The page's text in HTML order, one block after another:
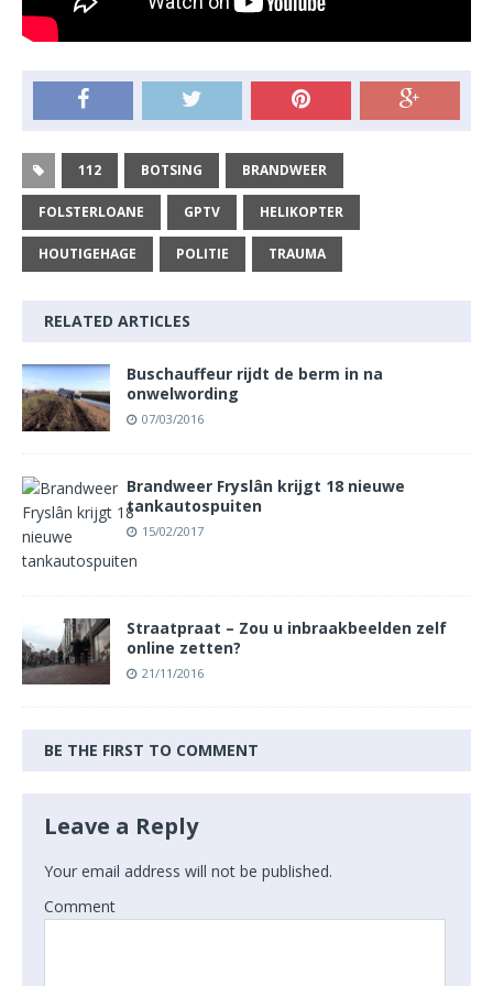
112 BOTSING BRANDWEER
FOLSTERLOANE GPTV HELIKOPTER
HOUTIGEHAGE POLITIE TRAUMA
RELATED ARTICLES
Buschauffeur rijdt de berm in na
onwelwording
07/03/2016
Brandweer Fryslân krijgt 18 nieuwe
tankautospuiten
15/02/2017
Straatpraat – Zou u inbraakbeelden zelf
online zetten?
21/11/2016
BE THE FIRST TO COMMENT
Leave a Reply
Your email address will not be published.
Comment